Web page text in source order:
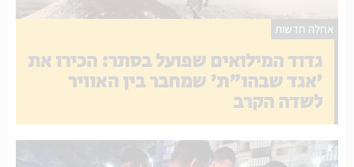
אחלה חדשות
גדוד המילואים שפועל בסתר: הכירו את
'אגד שבהו"ת' שמחבר בין האוויר
לשדה הקרב